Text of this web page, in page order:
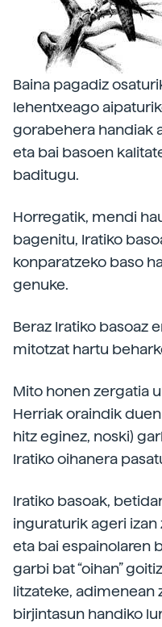
Baina pagadiz
lehentxeago
gorabehera handiak
eta bai basoen
baditugu.
Horregatik, mendi
bagenitu, Iratiko
konparatzeko baso
genuke.
Beraz Iratiko basoaz
mitotzat hartu
Mito honen zergatia
Herriak oraindik
hitz eginez, noski)
Iratiko oihanera
Iratiko basoak,
inguraturik ageri izan
eta bai espainolaren
garbi bat “oihan”
litzateke, adimenean
birjintasun handiko